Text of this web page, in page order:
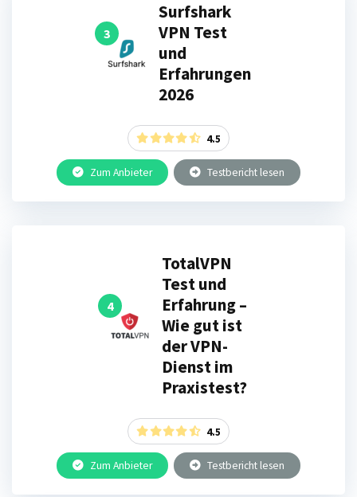
3
Surfshark
VPN Test
und
Erfahrungen
2026
4.5
Zum Anbieter Testbericht lesen
4
TotalVPN
Test und
Erfahrung –
Wie gut ist
der VPN-
Dienst im
Praxistest?
4.5
Zum Anbieter Testbericht lesen